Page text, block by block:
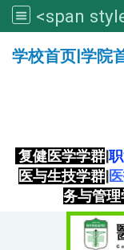
学校首页|学院
复健医学学群|
医与生技学群|
务与管